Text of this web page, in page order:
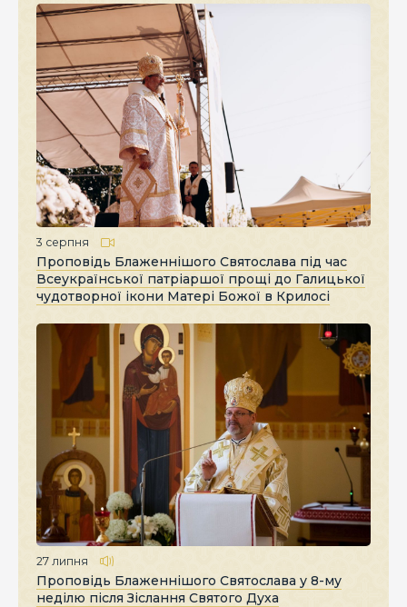
3 серпня
Проповідь Блаженнішого Святослава під час
Всеукраїнської патріаршої прощі до Галицької
чудотворної ікони Матері Божої в Крилосі
27 липня
Проповідь Блаженнішого Святослава у 8-му
неділю після Зіслання Святого Духа